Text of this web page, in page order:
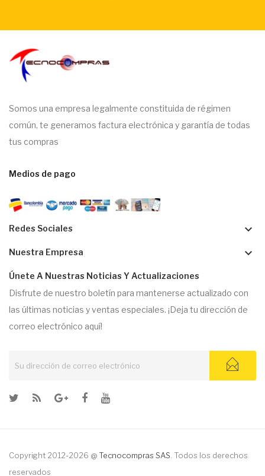
Somos una empresa legalmente constituida de régimen
común, te generamos factura electrónica y garantía de todas
tus compras
Medios de pago
Redes Sociales keyboard_arrow_down
Nuestra Empresa keyboard_arrow_down
Únete A Nuestras Noticias Y Actualizaciones
Disfrute de nuestro boletín para mantenerse actualizado con
las últimas noticias y ventas especiales. ¡Deja tu dirección de
correo electrónico aquí!
Copyright 2012-2026 @ Tecnocompras SAS . Todos los derechos
reservados